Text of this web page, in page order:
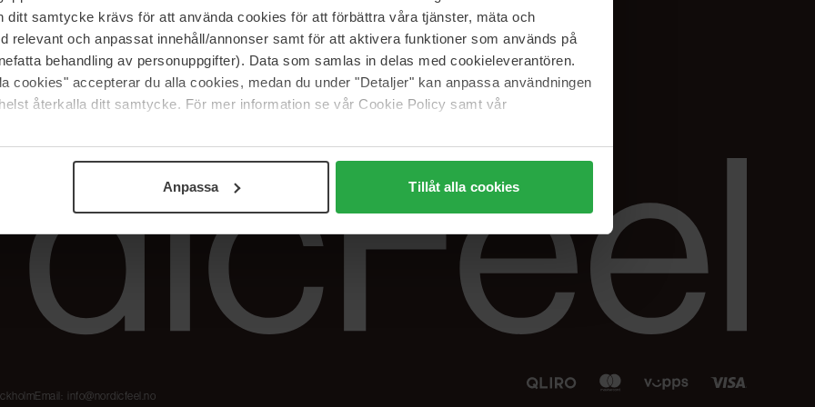
ditt samtycke krävs för att använda cookies för att förbättra våra tjänster, mäta och
relevant och anpassat innehåll/annonser samt för att aktivera funktioner som används på
behandling av personuppgifter). Data som samlas in delas med cookieleverantören.
cookies" accepterar du alla cookies, medan du under "Detaljer" kan anpassa användningen
återkalla ditt samtycke. För mer information se vår Cookie Policy samt vår
Anpassa Tillåt alla cookies
The Beauty Edit
Jobb hos oss
Samarbeidspartner
Spor bestillingen min
Retur og reklamasjon
Blush har blitt
Nordicfeel
Instagram
Linkedin
Email: info@nordicfeel.no